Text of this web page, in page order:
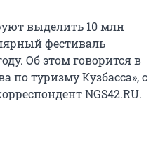
выделить 10 млн
фестиваль
Об этом говорится в
по туризму Кузбасса», с
NGS42.RU.